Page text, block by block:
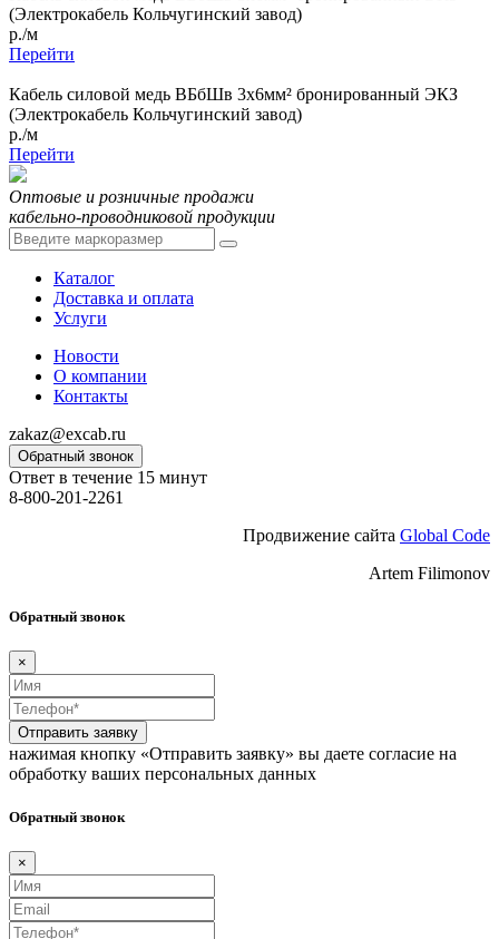
(Электрокабель Кольчугинский завод)
р./м
Перейти
Кабель силовой медь ВБбШв 3x6мм² бронированный ЭКЗ
(Электрокабель Кольчугинский завод)
р./м
Перейти
Оптовые и розничные продажи
кабельно-проводниковой продукции
Каталог
Доставка и оплата
Услуги
Новости
О компании
Контакты
zakaz@excab.ru
Обратный звонок
Ответ в течение 15 минут
8-800-201-2261
Продвижение сайта Global Code
Artem Filimonov
Обратный звонок
×
Отправить заявку
нажимая кнопку «Отправить заявку» вы даете согласие на
обработку ваших персональных данных
Обратный звонок
×